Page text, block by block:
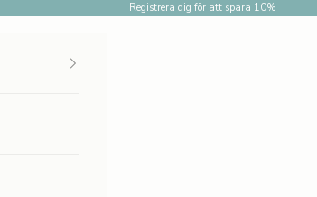
Registrera dig för att spara 10%